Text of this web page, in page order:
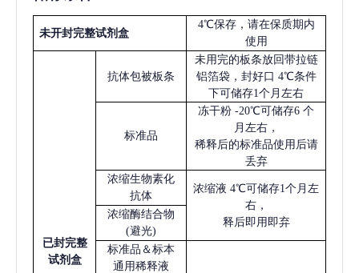
未开封完整试剂盒
4℃保存，请在保质期内
使用
已封完整
试剂盒
抗体包被板条
未用完的板条放回带拉链
铝箔袋，封好口 4℃条件
下可储存1个月左右
标准品
冻干粉 -20℃可储存6 个
月左右，
稀释后的标准品使用后请
丢弃
浓缩生物素化
抗体
浓缩液 4℃可储存1个月左
右，
释后即用即弃
浓缩酶结合物
(避光)
标准品＆标本
通用稀释液